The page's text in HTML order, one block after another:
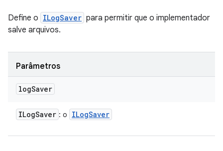
Define o ILogSaver para permitir que o implementador
salve arquivos.
Parâmetros
logSaver
ILogSaver : o ILogSaver